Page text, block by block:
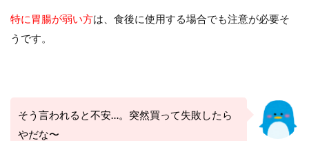
特に胃腸が弱い方は、食後に使用する場合でも注意が必要そ
うです。
そう言われると不安…。突然買って失敗したら
やだな〜